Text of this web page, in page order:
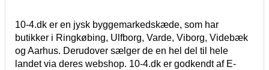
10-4.dk er en jysk byggemarkedskæde, som har
butikker i Ringkøbing, Ulfborg, Varde, Viborg, Videbæk
og Aarhus. Derudover sælger de en hel del til hele
landet via deres webshop. 10-4.dk er godkendt af E-